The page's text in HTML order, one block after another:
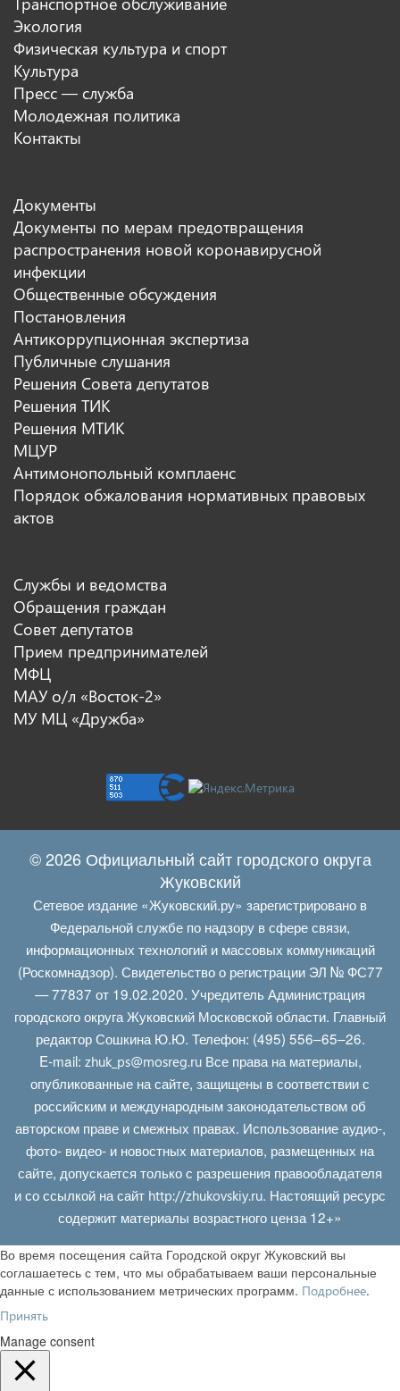
Экология
Физическая культура и спорт
Культура
Пресс — служба
Молодежная политика
Контакты
Документы
Документы по мерам предотвращения
распространения новой коронавирусной
инфекции
Общественные обсуждения
Постановления
Антикоррупционная экспертиза
Публичные слушания
Решения Совета депутатов
Решения ТИК
Решения МТИК
МЦУР
Антимонопольный комплаенс
Порядок обжалования нормативных правовых
актов
Службы и ведомства
Обращения граждан
Совет депутатов
Прием предпринимателей
МФЦ
МАУ о/л «Восток-2»
МУ МЦ «Дружба»
© 2026 Официальный сайт городского округа
Жуковский
Сетевое издание «Жуковский.ру» зарегистрировано в
Федеральной службе по надзору в сфере связи,
информационных технологий и массовых коммуникаций
(Роскомнадзор). Свидетельство о регистрации ЭЛ № ФС77
— 77837 от 19.02.2020. Учредитель Администрация
городского округа Жуковский Московской области. Главный
редактор Сошкина Ю.Ю. Телефон: (495) 556–65–26.
E‑mail: zhuk_ps@mosreg.ruВсе права на материалы,
опубликованные на сайте, защищены в соответствии с
российским и международным законодательством об
авторском праве и смежных правах. Использование аудио-,
фото- видео- и новостных материалов, размещенных на
сайте, допускается только с разрешения правообладателя
и со ссылкой на сайт http://zhukovskiy.ru. Настоящий ресурс
содержит материалы возрастного ценза 12+»
Во время посещения сайта Городской округ Жуковский вы
соглашаетесь с тем, что мы обрабатываем ваши персональные
данные с использованием метрических программ. Подробнее.
Принять
Manage consent